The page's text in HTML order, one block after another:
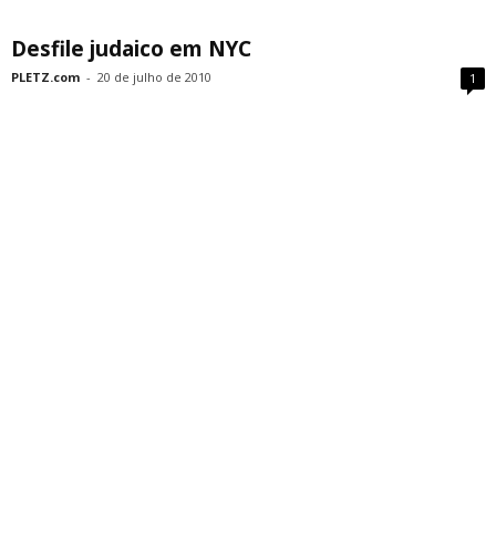
Desfile judaico em NYC
PLETZ.com - 20 de julho de 2010 1